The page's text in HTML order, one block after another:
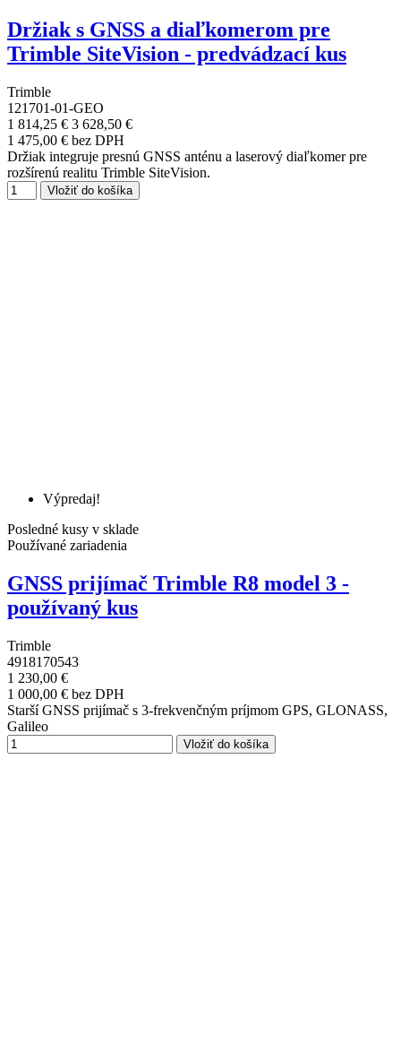
Držiak s GNSS a diaľkomerom pre
Trimble SiteVision - predvádzací kus
Trimble
121701-01-GEO
1 814,25 € 3 628,50 €
1 475,00 € bez DPH
Držiak integruje presnú GNSS anténu a laserový diaľkomer pre
rozšírenú realitu Trimble SiteVision.
Vložiť do košíka
Výpredaj!
Posledné kusy v sklade
Používané zariadenia
GNSS prijímač Trimble R8 model 3 -
používaný kus
Trimble
4918170543
1 230,00 €
1 000,00 € bez DPH
Starší GNSS prijímač s 3-frekvenčným príjmom GPS, GLONASS,
Galileo
Vložiť do košíka